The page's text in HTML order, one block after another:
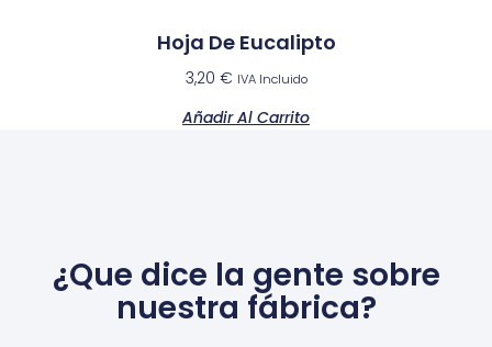
Hoja De Eucalipto
3,20 € IVA Incluido
Añadir Al Carrito
¿Que dice la gente sobre
nuestra fábrica?